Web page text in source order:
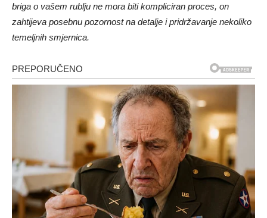
briga o vašem rublju ne mora biti kompliciran proces, on
zahtijeva posebnu pozornost na detalje i pridržavanje nekoliko
temeljnih smjernica.